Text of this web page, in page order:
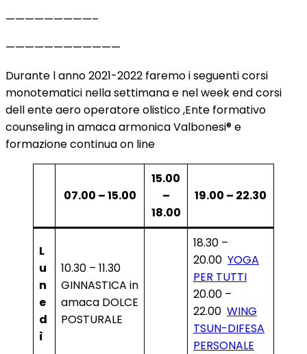
—————————–
————————————
Durante l anno 2021-2022 faremo i seguenti corsi
monotematici nella settimana e nel week end corsi
dell ente aero operatore olistico ,Ente formativo
counseling in amaca armonica Valbonesi® e
formazione continua on line
07.00 – 15.00
15.00
–
18.00
19.00 – 22.30
L
u
n
e
d
ì
10.30 – 11.30
GINNASTICA in
amaca DOLCE
POSTURALE
18.30 –
20.00 YOGA
PER TUTTI
20.00 –
22.00 WING
TSUN-DIFESA
PERSONALE